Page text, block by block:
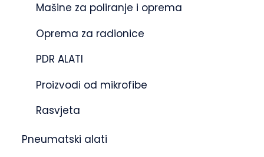
Mašine za poliranje i oprema
Oprema za radionice
PDR ALATI
Proizvodi od mikrofibe
Rasvjeta
Pneumatski alati